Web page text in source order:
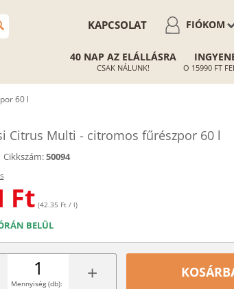
FIÓKOM
KAPCSOLAT
40 NAP AZ ELÁLLÁSRA
CSAK NÁLUNK! O 15990 FT
60 l
Citrus Multi - citromos fűrészpor 60 l
Cikkszám:50094
Ft (42.35 Ft / l)
BELÜL
+
Mennyiség (db):